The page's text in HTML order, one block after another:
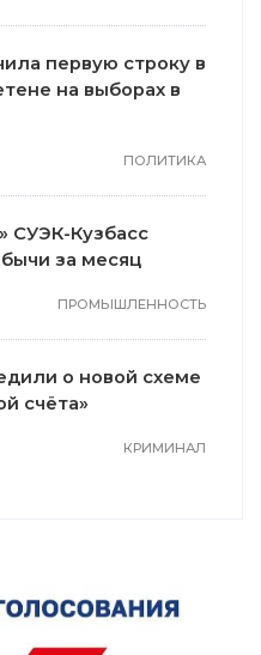
первую строку в
на выборах в
ПОЛИТИКА
СУЭК-Кузбасс
за месяц
ПРОМЫШЛЕННОСТЬ
о новой схеме
счёта»
КРИМИНАЛ